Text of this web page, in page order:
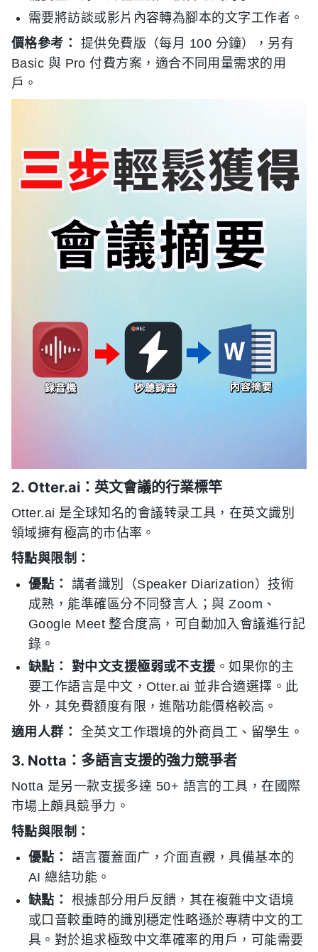
需要將訪談或影片內容轉為腳本的文字工作者。
價格參考：
提供免費版（每月 100 分鐘），另有
Basic 與 Pro 付費方案，適合不同用量需求的用
戶。
2. Otter.ai：英文會議的行業標竿
Otter.ai 是全球知名的會議转录工具，在英文識別
領域擁有極高的市佔率。
特點與限制：
優點：
講者識別（Speaker Diarization）技術
成熟，能準確區分不同發言人；與 Zoom、
Google Meet 整合度高，可自動加入會議進行記
錄。
缺點：
對中文支援極弱或不支援 。如果你的主
要工作語言是中文，Otter.ai 並非合適選擇。此
外，其免費額度有限，進階功能價格較高。
適用人群：
全英文工作環境的外商員工、留學生。
3. Notta：多語言支援的強力競爭者
Notta 是另一款支援多達 50+ 語言的工具，在國際
市場上頗具競爭力。
特點與限制：
優點：
語言覆蓋面广，介面直觀，具備基本的
AI 總結功能。
缺點：
根據部分用戶反饋，其在複雜中文语境
或口音較重時的識別穩定性略遜於專精中文的工
具。對於追求極致中文準確率的用戶，可能需要